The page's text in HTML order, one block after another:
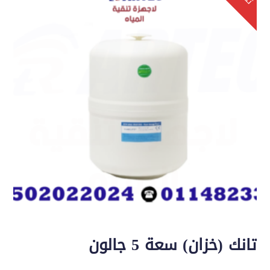
تانك (خزان) سعة 5 جالون